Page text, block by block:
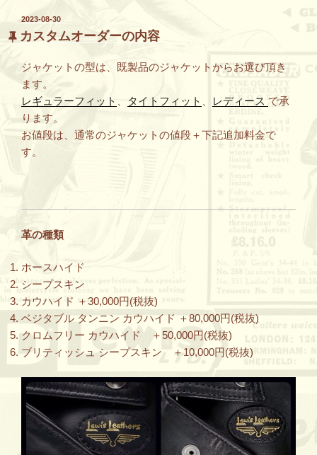
投
稿
日:
2023-08-30
カスタムオーダーの内容
ジャケットの型は、既製品のジャケットからお選び頂き
ます。
レギュラーフィット
タイトフィット レディース で承
ります。
お値段は、通常のジャケットの値段＋下記追加料金で
す。
革の種類
ホースハイド
シープスキン
カウハイド ＋30,000円(税抜)
ベジタブル タンニン カウハイド ＋80,000円(税抜)
クロムフリー カウハイド ＋50,000円(税抜)
ブリティッシュ シープスキン ＋10,000円(税抜)